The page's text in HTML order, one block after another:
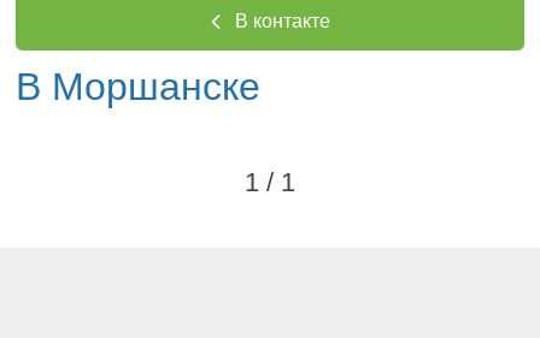
В контакте
В Моршанске
1 / 1